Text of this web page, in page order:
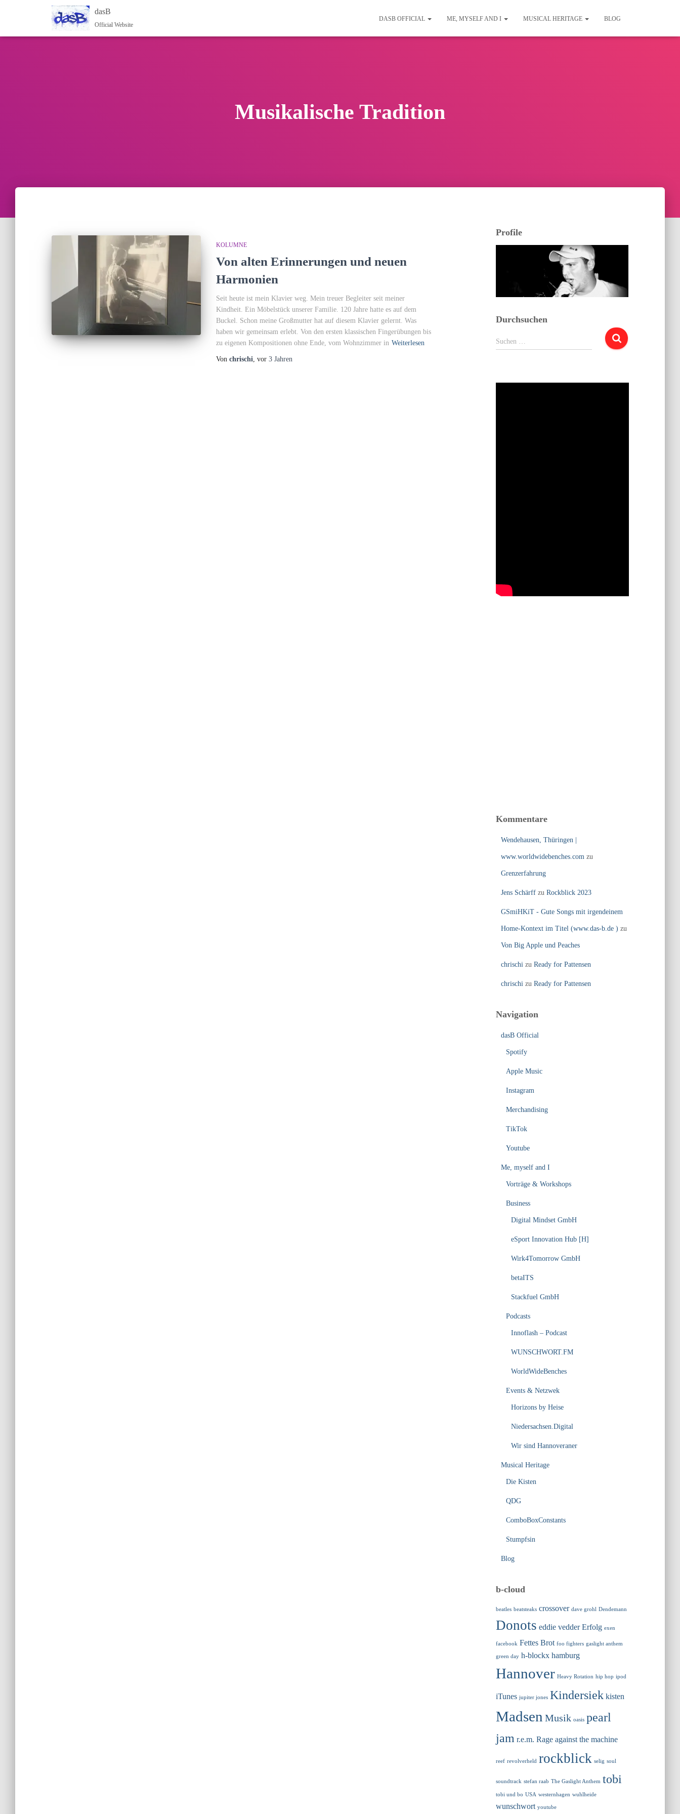
dasB
Official Website
DASB OFFICIAL ME, MYSELF AND I MUSICAL HERITAGE BLOG
Musikalische Tradition
KOLUMNE
Von alten Erinnerungen und neuen
Harmonien
Seit heute ist mein Klavier weg. Mein treuer Begleiter seit meiner
Kindheit. Ein Möbelstück unserer Familie. 120 Jahre hatte es auf dem
Buckel. Schon meine Großmutter hat auf diesem Klavier gelernt. Was
haben wir gemeinsam erlebt. Von den ersten klassischen Fingerübungen bis
zu eigenen Kompositionen ohne Ende, vom Wohnzimmer in Weiterlesen
Von chrischi, vor 3 Jahren
Profile
Durchsuchen
nach:
Suchen …
Kommentare
Wendehausen, Thüringen |
www.worldwidebenches.com zu
Grenzerfahrung
Jens Schärffzu Rockblick 2023
GSmiHKiT - Gute Songs mit irgendeinem
Home-Kontext im Titel (www.das-b.de ) zu
Von Big Apple und Peaches
chrischi zu Ready for Pattensen
chrischi zu Ready for Pattensen
Navigation
dasB Official
Spotify
Apple Music
Instagram
Merchandising
TikTok
Youtube
Me, myself and I
Vorträge & Workshops
Business
Digital Mindset GmbH
eSport Innovation Hub [H]
Wirk4Tomorrow GmbH
betaITS
Stackfuel GmbH
Podcasts
Innoflash – Podcast
WUNSCHWORT.FM
WorldWideBenches
Events & Netzwek
Horizons by Heise
Niedersachsen.Digital
Wir sind Hannoveraner
Musical Heritage
Die Kisten
QDG
ComboBoxConstants
Stumpfsin
Blog
b-cloud
beatles beatsteaks crossover dave grohl Dendemann
Donots eddie vedder Erfolg exen
facebook Fettes Brot foo fighters gaslight anthem
green day h-blockx hamburg
Hannover Heavy Rotation hip hop ipod
iTunes jupiter jones Kindersiek kisten
Madsen Musik oasis pearl
jam r.e.m. Rage against the machine
reef revolverheld rockblick selig soul
soundtrack stefan raab The Gaslight Anthem tobi
tobi und bo USA westernhagen wuhlheide
wunschwort youtube